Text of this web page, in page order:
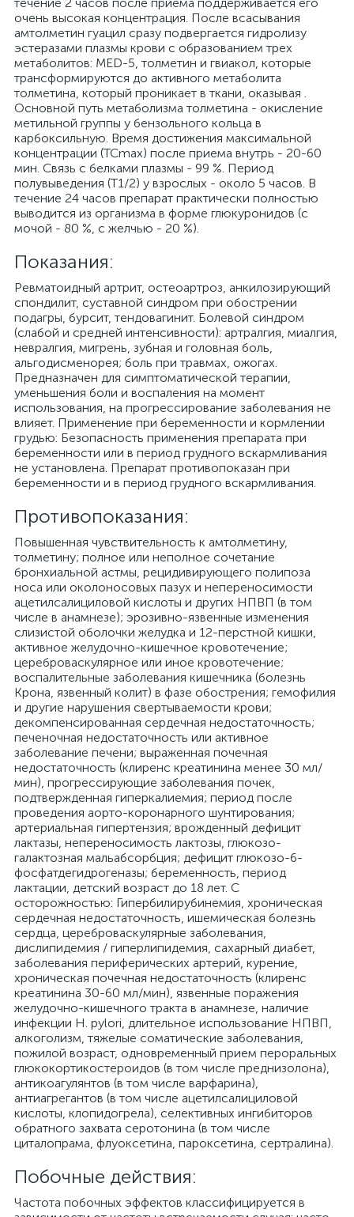
очень высокая концентрация. После всасывания
амтолметин гуацил сразу подвергается гидролизу
эстеразами плазмы крови с образованием трех
метаболитов: MED-5, толметин и гвиакол, которые
трансформируются до активного метаболита
толметина, который проникает в ткани, оказывая .
Основной путь метаболизма толметина - окисление
метильной группы у бензольного кольца в
карбоксильную. Время достижения максимальной
концентрации (TCmax) после приема внутрь - 20-60
мин. Связь с белками плазмы - 99 %. Период
полувыведения (T1/2) у взрослых - около 5 часов. В
течение 24 часов препарат практически полностью
выводится из организма в форме глюкуронидов (с
мочой - 80 %, с желчью - 20 %).
Показания:
Ревматоидный артрит, остеоартроз, анкилозирующий
спондилит, суставной синдром при обострении
подагры, бурсит, тендовагинит. Болевой синдром
(слабой и средней интенсивности): артралгия, миалгия,
невралгия, мигрень, зубная и головная боль,
альгодисменорея; боль при травмах, ожогах.
Предназначен для симптоматической терапии,
уменьшения боли и воспаления на момент
использования, на прогрессирование заболевания не
влияет. Применение при беременности и кормлении
грудью: Безопасность применения препарата при
беременности или в период грудного вскармливания
не установлена. Препарат противопоказан при
беременности и в период грудного вскармливания.
Противопоказания:
Повышенная чувствительность к амтолметину,
толметину; полное или неполное сочетание
бронхиальной астмы, рецидивирующего полипоза
носа или околоносовых пазух и непереносимости
ацетилсалициловой кислоты и других НПВП (в том
числе в анамнезе); эрозивно-язвенные изменения
слизистой оболочки желудка и 12-перстной кишки,
активное желудочно-кишечное кровотечение;
цереброваскулярное или иное кровотечение;
воспалительные заболевания кишечника (болезнь
Крона, язвенный колит) в фазе обострения; гемофилия
и другие нарушения свертываемости крови;
декомпенсированная сердечная недостаточность;
печеночная недостаточность или активное
заболевание печени; выраженная почечная
недостаточность (клиренс креатинина менее 30 мл/
мин), прогрессирующие заболевания почек,
подтвержденная гиперкалиемия; период после
проведения аорто-коронарного шунтирования;
артериальная гипертензия; врожденный дефицит
лактазы, непереносимость лактозы, глюкозо-
галактозная мальабсорбция; дефицит глюкозо-6-
фосфатдегидрогеназы; беременность, период
лактации, детский возраст до 18 лет. С
осторожностью: Гипербилирубинемия, хроническая
сердечная недостаточность, ишемическая болезнь
сердца, цереброваскулярные заболевания,
дислипидемия / гиперлипидемия, сахарный диабет,
заболевания периферических артерий, курение,
хроническая почечная недостаточность (клиренс
креатинина 30-60 мл/мин), язвенные поражения
желудочно-кишечного тракта в анамнезе, наличие
инфекции Н. pуlori, длительное использование НПВП,
алкоголизм, тяжелые соматические заболевания,
пожилой возраст, одновременный прием пероральных
глюкокортикостероидов (в том числе преднизолона),
антикоагулянтов (в том числе варфарина),
антиагрегантов (в том числе ацетилсалициловой
кислоты, клопидогрела), селективных ингибиторов
обратного захвата серотонина (в том числе
циталопрама, флуоксетина, пароксетина, сертралина).
Побочные действия:
Частота побочных эффектов классифицируется в